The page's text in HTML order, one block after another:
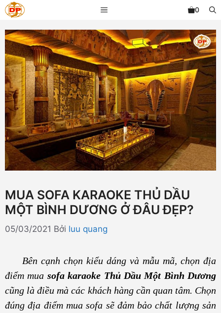
Chuyển
đến
nội
dung
MENU 0
MUA SOFA KARAOKE THỦ DẦU
MỘT BÌNH DƯƠNG Ở ĐÂU ĐẸP?
05/03/2021 Bởi luu quang
Bên cạnh chọn kiểu dáng và mẫu mã, chọn địa
điểm mua sofa karaoke Thủ Dầu Một Bình Dương
cũng là điều mà các khách hàng cần quan tâm. Chọn
đúng địa điểm mua sofa sẽ đảm bảo chất lượng sản